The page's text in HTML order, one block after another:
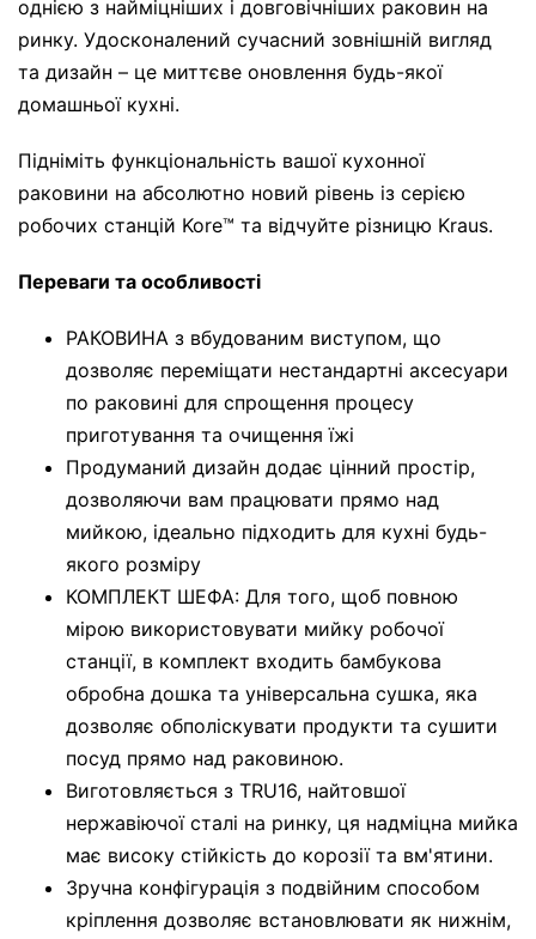
однією з найміцніших і довговічніших раковин на
ринку. Удосконалений сучасний зовнішній вигляд
та дизайн – це миттєве оновлення будь-якої
домашньої кухні.
Підніміть функціональність вашої кухонної
раковини на абсолютно новий рівень із серією
робочих станцій Kore™ та відчуйте різницю Kraus.
Переваги та особливості
РАКОВИНА з вбудованим виступом, що
дозволяє переміщати нестандартні аксесуари
по раковині для спрощення процесу
приготування та очищення їжі
Продуманий дизайн додає цінний простір,
дозволяючи вам працювати прямо над
мийкою, ідеально підходить для кухні будь-
якого розміру
КОМПЛЕКТ ШЕФА: Для того, щоб повною
мірою використовувати мийку робочої
станції, в комплект входить бамбукова
обробна дошка та універсальна сушка, яка
дозволяє обполіскувати продукти та сушити
посуд прямо над раковиною.
Виготовляється з TRU16, найтовшої
нержавіючої сталі на ринку, ця надміцна мийка
має високу стійкість до корозії та вм'ятини.
Зручна конфігурація з подвійним способом
кріплення дозволяє встановлювати як нижнім,